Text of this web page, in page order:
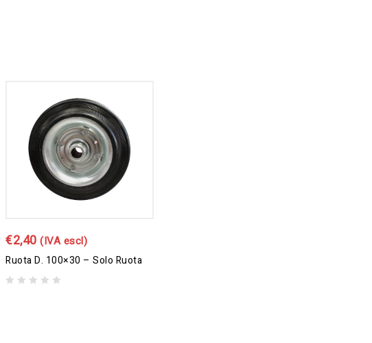
€2,40 (IVA escl)
Ruota D. 100×30 – Solo Ruota